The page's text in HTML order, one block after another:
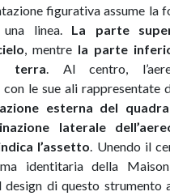
figurativa assume la
linea. La parte
, mentre la parte
terra. Al centro,
le sue ali rappresentate
esterna del
laterale
l’assetto. Unendo il
identitaria della
di questo strumento